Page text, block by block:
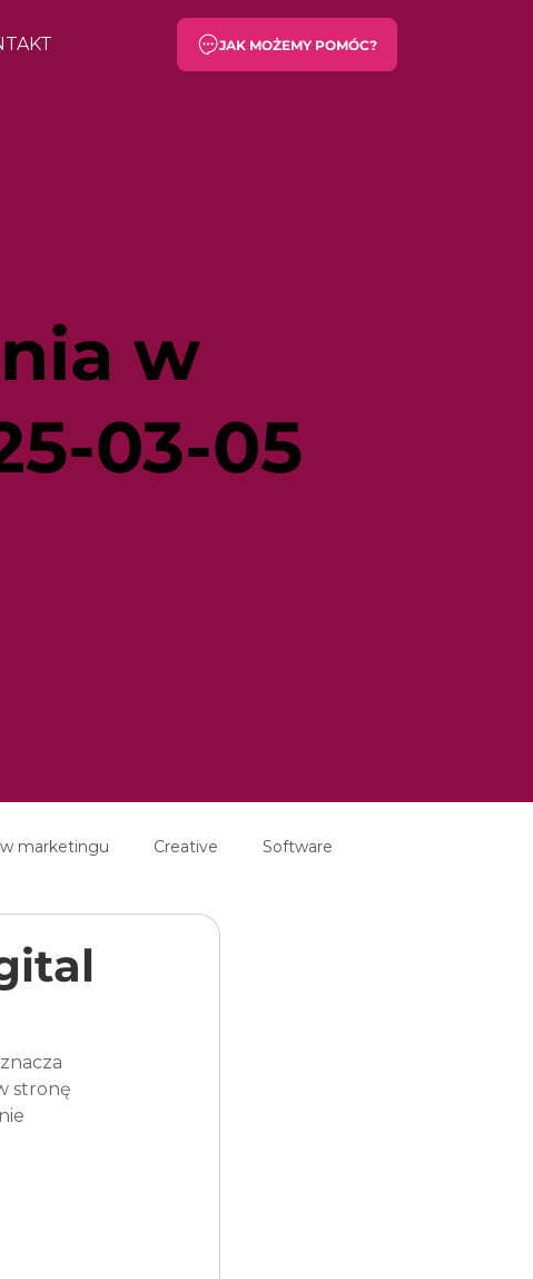
JAK MOŻEMY POMÓC?
w
03-05
marketingu Creative Software
stronę